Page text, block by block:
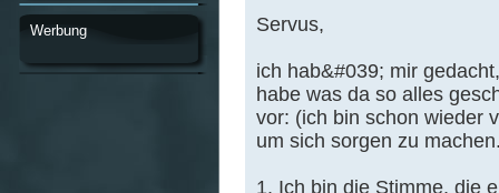
Servus,
ich hab&#039; mir
habe was da so alles
vor: (ich bin schon wieder
um sich sorgen zu
1. Ich bin die Stimme, die
Werbung